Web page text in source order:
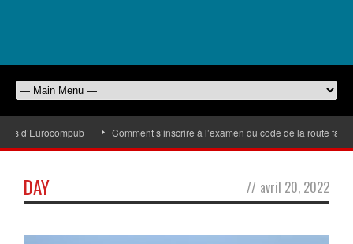
d’Eurocompub Comment s’inscrire à l’examen du code de la route
DAY // avril 20, 2022